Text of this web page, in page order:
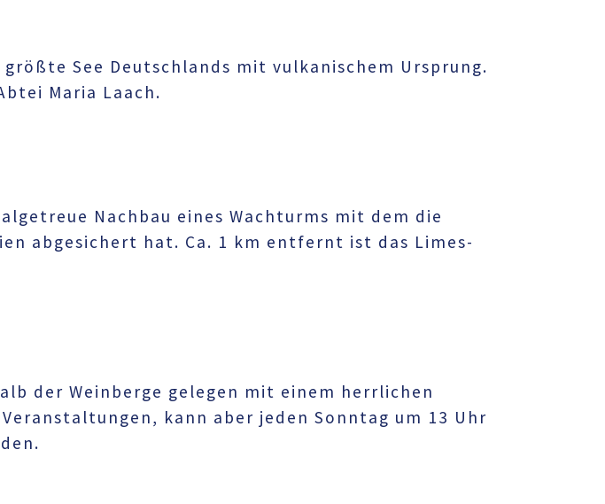
See Deutschlands mit vulkanischem Ursprung.
Maria Laach.
Nachbau eines Wachturms mit dem die
abgesichert hat. Ca. 1 km entfernt ist das Limes-
der Weinberge gelegen mit einem herrlichen
kann aber jeden Sonntag um 13 Uhr